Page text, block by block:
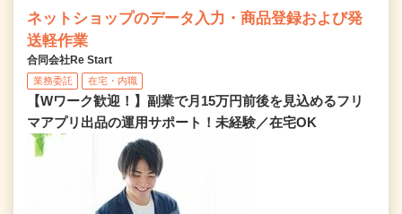
ネットショップのデータ入力・商品登録および発
送軽作業
合同会社Re Start
業務委託 在宅・内職
【Wワーク歓迎！】副業で月15万円前後を見込めるフリ
マアプリ出品の運用サポート！未経験／在宅OK